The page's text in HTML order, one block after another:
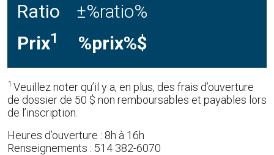
Ratio
±%ratio%
Prix1 %prix%$
1 Veuillez noter qu’il y a, en plus, des frais d’ouverture
de dossier de 50 $ non remboursables et payables lors
de l’inscription.
Heures d’ouverture : 8h à 16h
Renseignements : 514 382-6070